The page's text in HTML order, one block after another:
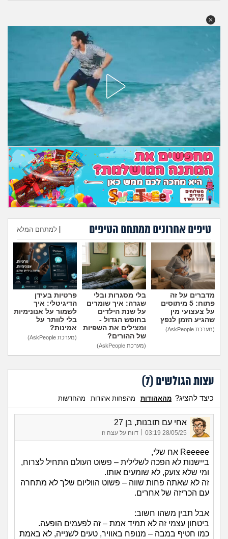
בית, שכנים ושותפים
מה שעובר עליי
שומרים על הגוף
פיננסי וכלכלה
בין הסדינים
חיות מחמד
יוקר המחיה
טיפים אחרונים ממתחם הטיפים למתחם המלא
הוספת טיפ
מדברים על זה
פתוח: 5 מיתוסים
על צעצועי מין
שהגיע הזמן לנפץ
(מערכת AskPeople)
בלי מסגרות ובלי
שגרה: איך שומרים
על שנת הילדים
בחופש הגדול -
ומצילים את השפיות
של ההורים?
(מערכת AskPeople)
פרטיות בעידן
הדיגיטלי: איך
לשמור על אנונימיות
בלי לוותר על
אמינות?
(מערכת AskPeople)
עצות הגולשים (7
)
כיצד להציג? מהאהודות מהפחות אהודות מהחדשות
אחי עם תובנות, בן 27
28/05/25 03:19 דווח על עצה זו
Reeeee אח שלי,
ביישנות לא הפכה לשלילית – פשוט העולם התחיל לצרוח,
ומי שלא צועק, לא שומעים אותו.
זה לא שאתה פחות שווה – פשוט הווליום שלך לא מתחרה
עם הכריזה של אחרים.
אבל תבין משהו חשוב:
ביטחון עצמי זה לא תמיד אמת – זה לפעמים הופעה.
כמו חטיף במבה – מנופח באוויר, טעים לשנייה, לא באמת